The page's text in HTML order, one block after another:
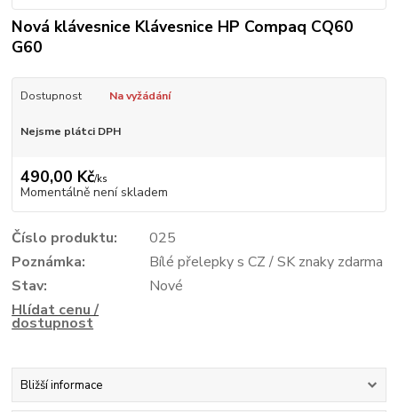
Nová klávesnice Klávesnice HP Compaq CQ60
G60
Dostupnost Na vyžádání
Nejsme plátci DPH
490,00 Kč/ks
Momentálně není skladem
Číslo produktu:
025
Poznámka:
Bílé přelepky s CZ / SK znaky zdarma
Stav:
Nové
Hlídat cenu /
dostupnost
Bližší informace